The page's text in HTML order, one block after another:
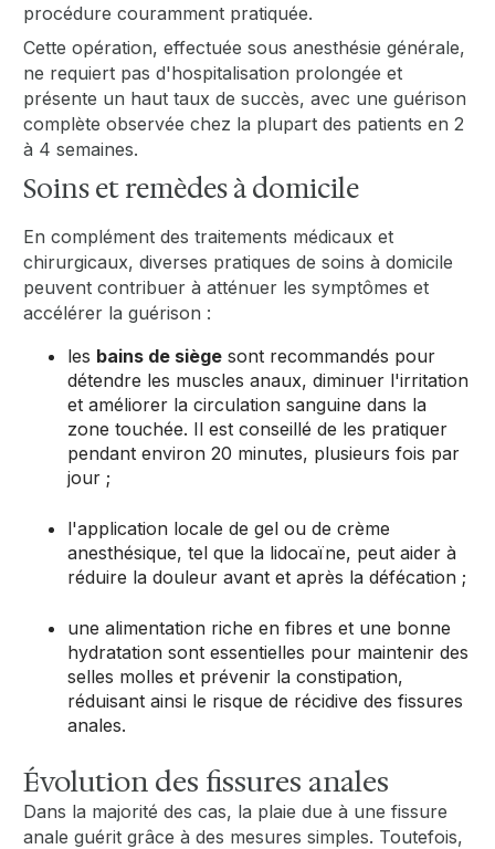
procédure couramment pratiquée.
Cette opération, effectuée sous anesthésie générale,
ne requiert pas d'hospitalisation prolongée et
présente un haut taux de succès, avec une guérison
complète observée chez la plupart des patients en 2
à 4 semaines.
Soins et remèdes à domicile
En complément des traitements médicaux et
chirurgicaux, diverses pratiques de soins à domicile
peuvent contribuer à atténuer les symptômes et
accélérer la guérison :
les bains de siège sont recommandés pour
détendre les muscles anaux, diminuer l'irritation
et améliorer la circulation sanguine dans la
zone touchée. Il est conseillé de les pratiquer
pendant environ 20 minutes, plusieurs fois par
jour ;
l'application locale de gel ou de crème
anesthésique, tel que la lidocaïne, peut aider à
réduire la douleur avant et après la défécation ;
une alimentation riche en fibres et une bonne
hydratation sont essentielles pour maintenir des
selles molles et prévenir la constipation,
réduisant ainsi le risque de récidive des fissures
anales.
Évolution des fissures anales
Dans la majorité des cas, la plaie due à une fissure
anale guérit grâce à des mesures simples. Toutefois,